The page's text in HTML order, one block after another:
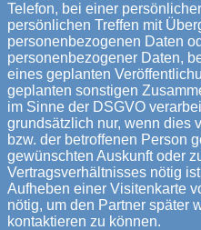
Telefon, bei einer
persönlichen Treffen mit
personenbezogenen Daten
personenbezogener Daten,
eines geplanten
geplanten sonstigen
im Sinne der DSGVO
grundsätzlich nur, wenn dies
bzw. der betroffenen Person
gewünschten Auskunft oder
Vertragsverhältnisses nötig
Aufheben einer Visitenkarte
nötig, um den Partner später
kontaktieren zu können.